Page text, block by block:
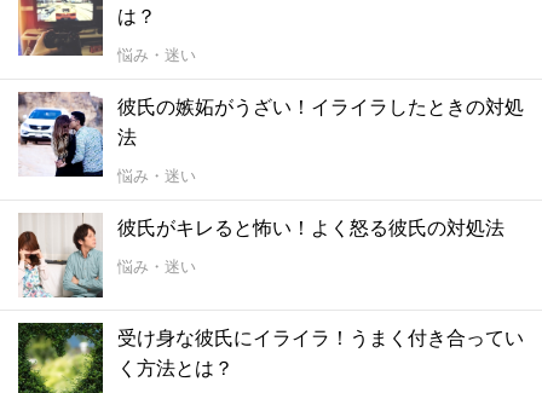
は？
悩み・迷い
彼氏の嫉妬がうざい！イライラしたときの対処
法
悩み・迷い
彼氏がキレると怖い！よく怒る彼氏の対処法
悩み・迷い
受け身な彼氏にイライラ！うまく付き合ってい
く方法とは？